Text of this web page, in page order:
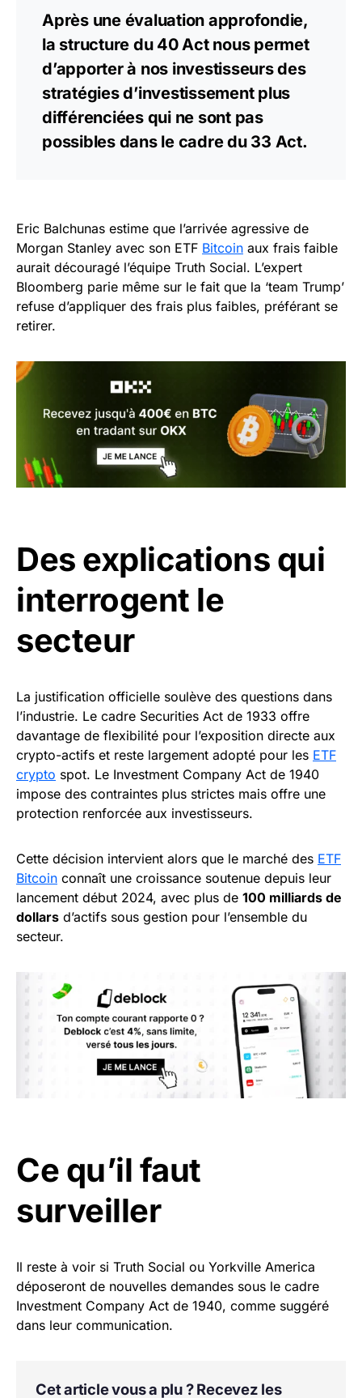
Après une évaluation approfondie,
la structure du 40 Act nous permet
d’apporter à nos investisseurs des
stratégies d’investissement plus
différenciées qui ne sont pas
possibles dans le cadre du 33 Act.
Eric Balchunas estime que l’arrivée agressive de
Morgan Stanley avec son ETF Bitcoin aux frais faible
aurait découragé l’équipe Truth Social. L’expert
Bloomberg parie même sur le fait que la ‘team Trump’
refuse d’appliquer des frais plus faibles, préférant se
retirer.
Des explications qui
interrogent le
secteur
La justification officielle soulève des questions dans
l’industrie. Le cadre Securities Act de 1933 offre
davantage de flexibilité pour l’exposition directe aux
crypto-actifs et reste largement adopté pour les ETF
crypto spot. Le Investment Company Act de 1940
impose des contraintes plus strictes mais offre une
protection renforcée aux investisseurs.
Cette décision intervient alors que le marché des ETF
Bitcoin connaît une croissance soutenue depuis leur
lancement début 2024, avec plus de 100 milliards de
dollars d’actifs sous gestion pour l’ensemble du
secteur.
Ce qu’il faut
surveiller
Il reste à voir si Truth Social ou Yorkville America
déposeront de nouvelles demandes sous le cadre
Investment Company Act de 1940, comme suggéré
dans leur communication.
Cet article vous a plu ? Recevez les